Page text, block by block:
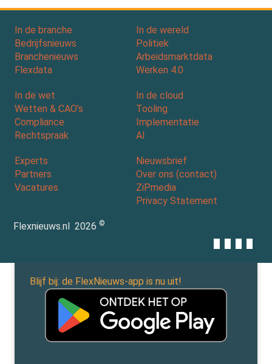
In de branche
Bedrijfsnieuws
Branchenieuws
Flexdata
In de wereld
Politiek
Arbeidsmarktdata
Werken 4.0
In de wet
Wetten & CAO’s
Compliance
Rechtspraak
In de cloud
Tooling
Implementatie
AI
Experts
Partners
Vacatures
Nieuwsbrief
Over ons (contact)
ZiPmedia
Privacy Statement
Flexnieuws.nl 2026 ©
Blijf bij: de FlexNieuws-app is nu uit!